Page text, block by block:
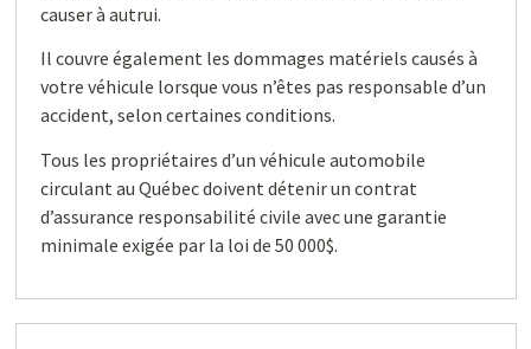
causer à autrui.
Il couvre également les dommages matériels causés à
votre véhicule lorsque vous n’êtes pas responsable d’un
accident, selon certaines conditions.
Tous les propriétaires d’un véhicule automobile
circulant au Québec doivent détenir un contrat
d’assurance responsabilité civile avec une garantie
minimale exigée par la loi de 50 000$.